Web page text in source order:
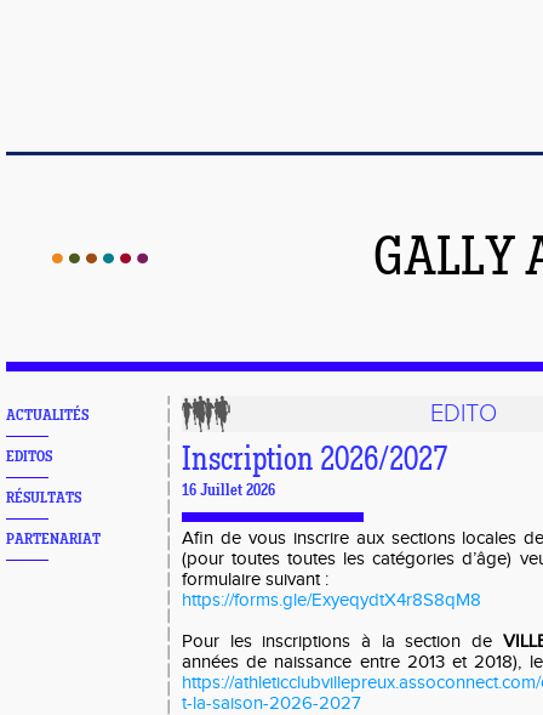
GALLY
ACTUALITÉS
EDITOS
RÉSULTATS
PARTENARIAT
EDITO
Inscription 2026/2027
16 Juillet 2026
Afin de vous inscrire aux sections locales
(pour toutes toutes les catégories d’âge)
formulaire suivant :
https://forms.gle/ExyeqydtX4r8S8qM8
Pour les inscriptions à la section de
années de naissance entre 2013 et 2018),
https://
t-la-saison-2026-2027